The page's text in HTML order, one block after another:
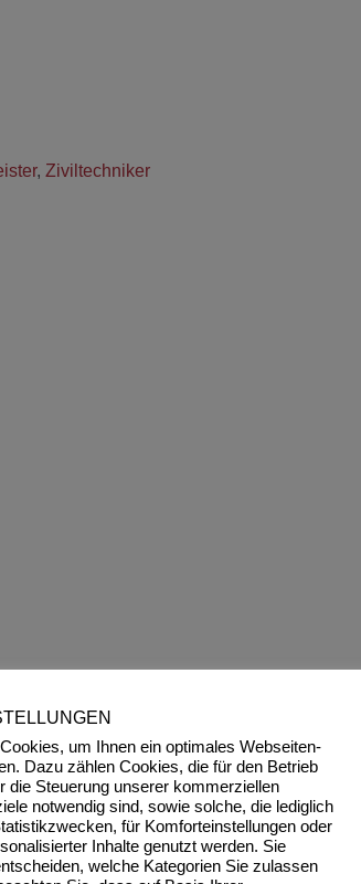
, Ziviltechniker
um Ihnen ein optimales Webseiten-
Dazu zählen Cookies, die für den Betrieb
die Steuerung unserer kommerziellen
notwendig sind, sowie solche, die lediglich
für Komforteinstellungen oder
Inhalte genutzt werden. Sie
welche Kategorien Sie zulassen